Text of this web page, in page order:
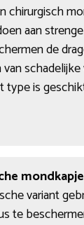
chirurgisch
aan
de
type is
variant
te